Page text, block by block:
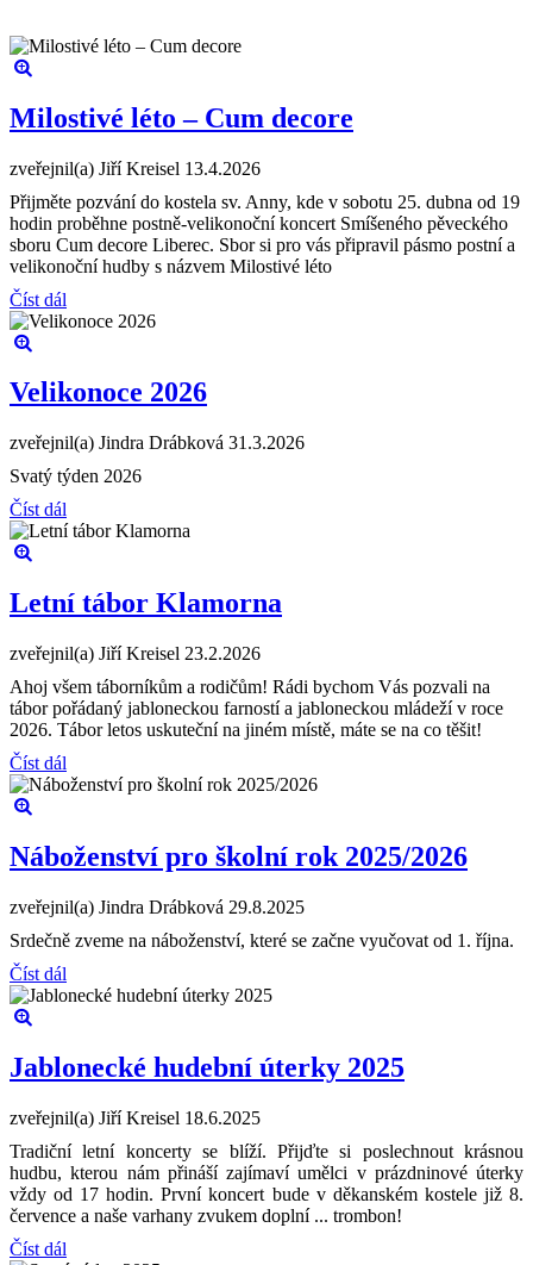
Milostivé léto – Cum decore
zveřejnil(a) Jiří Kreisel 13.4.2026
Přijměte pozvání do kostela sv. Anny, kde v sobotu 25. dubna od 19
hodin proběhne postně-velikonoční koncert Smíšeného pěveckého
sboru Cum decore Liberec. Sbor si pro vás připravil pásmo postní a
velikonoční hudby s názvem Milostivé léto
Číst dál
Velikonoce 2026
zveřejnil(a) Jindra Drábková 31.3.2026
Svatý týden 2026
Číst dál
Letní tábor Klamorna
zveřejnil(a) Jiří Kreisel 23.2.2026
Ahoj všem táborníkům a rodičům! Rádi bychom Vás pozvali na
tábor pořádaný jabloneckou farností a jabloneckou mládeží v roce
2026. Tábor letos uskuteční na jiném místě, máte se na co těšit!
Číst dál
Náboženství pro školní rok 2025/2026
zveřejnil(a) Jindra Drábková 29.8.2025
Srdečně zveme na náboženství, které se začne vyučovat od 1. října.
Číst dál
Jablonecké hudební úterky 2025
zveřejnil(a) Jiří Kreisel 18.6.2025
Tradiční letní koncerty se blíží. Přijďte si poslechnout krásnou
hudbu, kterou nám přináší zajímaví umělci v prázdninové úterky
vždy od 17 hodin. První koncert bude v děkanském kostele již 8.
července a naše varhany zvukem doplní ... trombon!
Číst dál